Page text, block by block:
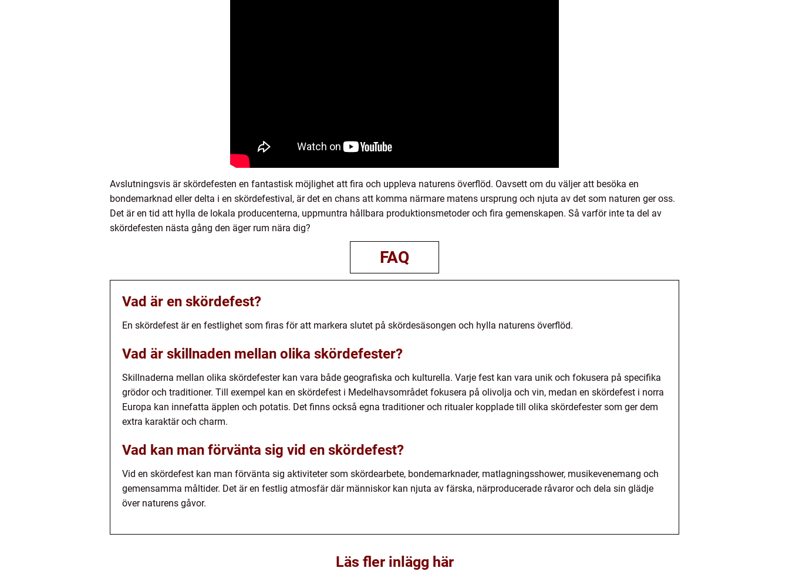
Avslutningsvis är skördefesten en fantastisk möjlighet att fira och uppleva naturens överflöd. Oavsett om du väljer att besöka en
bondemarknad eller delta i en skördefestival, är det en chans att komma närmare matens ursprung och njuta av det som naturen ger oss.
Det är en tid att hylla de lokala producenterna, uppmuntra hållbara produktionsmetoder och fira gemenskapen. Så varför inte ta del av
skördefesten nästa gång den äger rum nära dig?
FAQ
Vad är en skördefest?
En skördefest är en festlighet som firas för att markera slutet på skördesäsongen och hylla naturens överflöd.
Vad är skillnaden mellan olika skördefester?
Skillnaderna mellan olika skördefester kan vara både geografiska och kulturella. Varje fest kan vara unik och fokusera på specifika
grödor och traditioner. Till exempel kan en skördefest i Medelhavsområdet fokusera på olivolja och vin, medan en skördefest i norra
Europa kan innefatta äpplen och potatis. Det finns också egna traditioner och ritualer kopplade till olika skördefester som ger dem
extra karaktär och charm.
Vad kan man förvänta sig vid en skördefest?
Vid en skördefest kan man förvänta sig aktiviteter som skördearbete, bondemarknader, matlagningsshower, musikevenemang och
gemensamma måltider. Det är en festlig atmosfär där människor kan njuta av färska, närproducerade råvaror och dela sin glädje
över naturens gåvor.
Läs fler inlägg här